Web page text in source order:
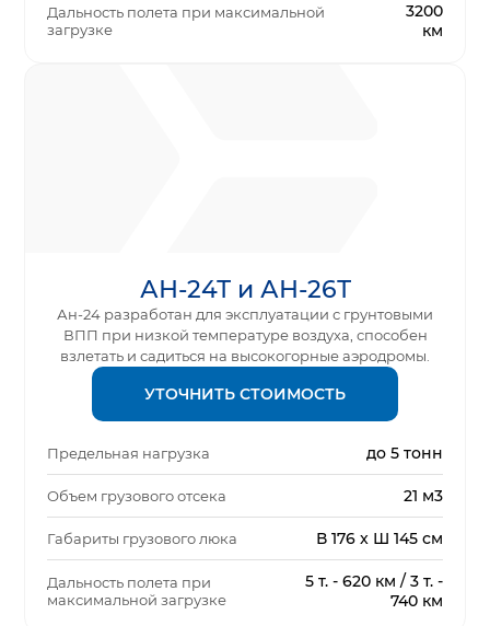
Дальность полета при максимальной
загрузке
3200
км
АН-24Т и АН-26Т
Ан-24 разработан для эксплуатации с грунтовыми
ВПП при низкой температуре воздуха, способен
взлетать и садиться на высокогорные аэродромы.
УТОЧНИТЬ СТОИМОСТЬ
Предельная нагрузка до 5 тонн
Объем грузового отсека 21 м3
Габариты грузового люка В 176 x Ш 145 см
Дальность полета при
максимальной загрузке
5 т. - 620 км / 3 т. -
740 км